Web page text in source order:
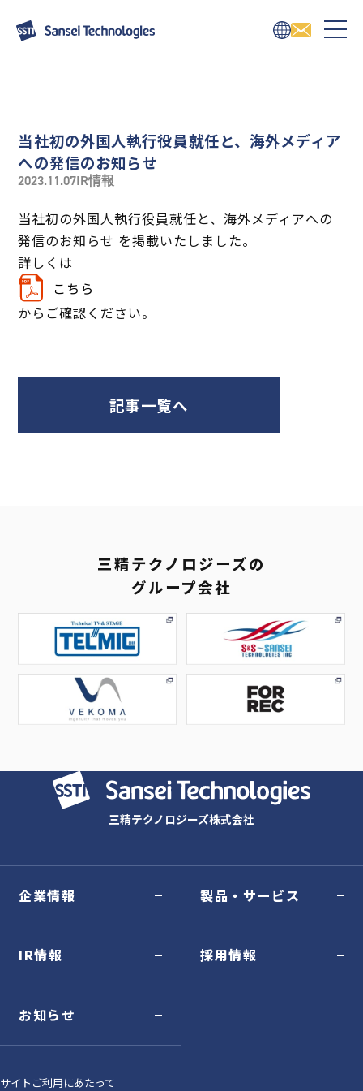
当社初の外国人執行役員就任と、海外メディア
への発信のお知らせ
2023.11.07IR情報
当社初の外国人執行役員就任と、海外メディアへの
発信のお知らせ を掲載いたしました。
詳しくは
こちら
からご確認ください。
記事一覧へ
三精テクノロジーズの
グループ会社
三精テクノロジーズ株式会社
企業情報 製品・サービス
IR情報 採用情報
お知らせ
サイトご利用にあたって